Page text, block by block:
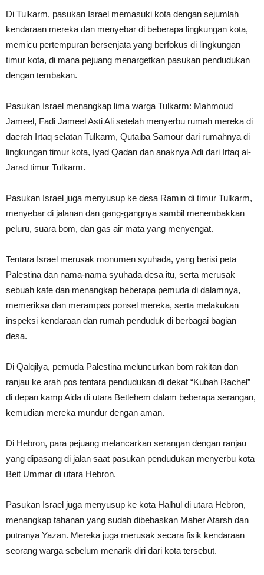
Di Tulkarm, pasukan Israel memasuki kota dengan sejumlah
kendaraan mereka dan menyebar di beberapa lingkungan kota,
memicu pertempuran bersenjata yang berfokus di lingkungan
timur kota, di mana pejuang menargetkan pasukan pendudukan
dengan tembakan.
Pasukan Israel menangkap lima warga Tulkarm: Mahmoud
Jameel, Fadi Jameel Asti Ali setelah menyerbu rumah mereka di
daerah Irtaq selatan Tulkarm, Qutaiba Samour dari rumahnya di
lingkungan timur kota, Iyad Qadan dan anaknya Adi dari Irtaq al-
Jarad timur Tulkarm.
Pasukan Israel juga menyusup ke desa Ramin di timur Tulkarm,
menyebar di jalanan dan gang-gangnya sambil menembakkan
peluru, suara bom, dan gas air mata yang menyengat.
Tentara Israel merusak monumen syuhada, yang berisi peta
Palestina dan nama-nama syuhada desa itu, serta merusak
sebuah kafe dan menangkap beberapa pemuda di dalamnya,
memeriksa dan merampas ponsel mereka, serta melakukan
inspeksi kendaraan dan rumah penduduk di berbagai bagian
desa.
Di Qalqilya, pemuda Palestina meluncurkan bom rakitan dan
ranjau ke arah pos tentara pendudukan di dekat “Kubah Rachel”
di depan kamp Aida di utara Betlehem dalam beberapa serangan,
kemudian mereka mundur dengan aman.
Di Hebron, para pejuang melancarkan serangan dengan ranjau
yang dipasang di jalan saat pasukan pendudukan menyerbu kota
Beit Ummar di utara Hebron.
Pasukan Israel juga menyusup ke kota Halhul di utara Hebron,
menangkap tahanan yang sudah dibebaskan Maher Atarsh dan
putranya Yazan. Mereka juga merusak secara fisik kendaraan
seorang warga sebelum menarik diri dari kota tersebut.